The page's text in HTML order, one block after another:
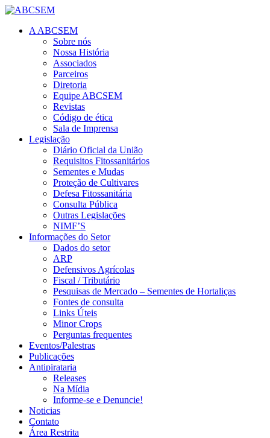
A ABCSEM
Sobre nós
Nossa História
Associados
Parceiros
Diretoria
Equipe ABCSEM
Revistas
Código de ética
Sala de Imprensa
Legislação
Diário Oficial da União
Requisitos Fitossanitários
Sementes e Mudas
Proteção de Cultivares
Defesa Fitossanitária
Consulta Pública
Outras Legislações
NIMF’S
Informações do Setor
Dados do setor
ARP
Defensivos Agrícolas
Fiscal / Tributário
Pesquisas de Mercado – Sementes de Hortaliças
Fontes de consulta
Links Úteis
Minor Crops
Perguntas frequentes
Eventos/Palestras
Publicações
Antipirataria
Releases
Na Mídia
Informe-se e Denuncie!
Noticias
Contato
Área Restrita